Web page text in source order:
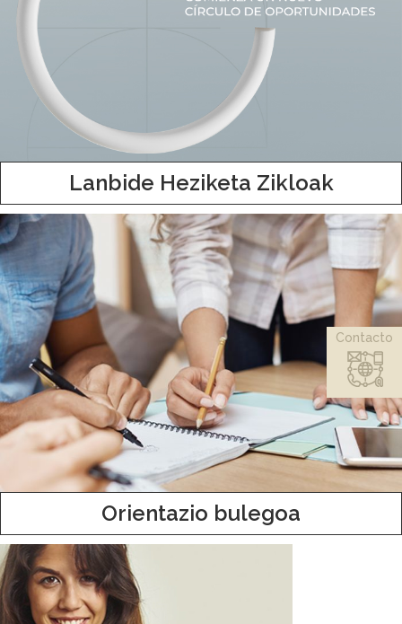
Lanbide Heziketa Zikloak
Orientazio bulegoa
Contacto